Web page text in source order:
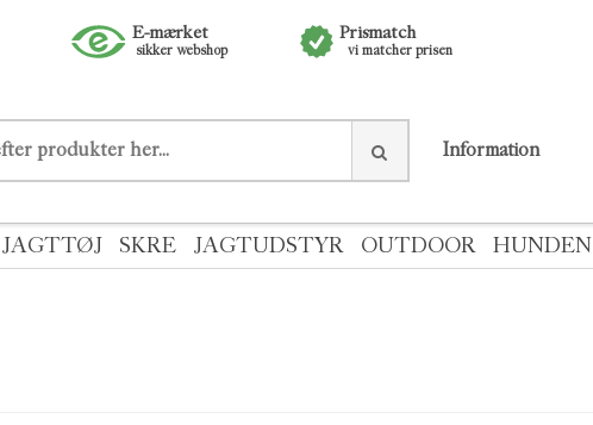
E-mærket
sikker webshop
Prismatch
vi matcher prisen
Information
JAGTTØJ SKRE JAGTUDSTYR OUTDOOR HUNDEN